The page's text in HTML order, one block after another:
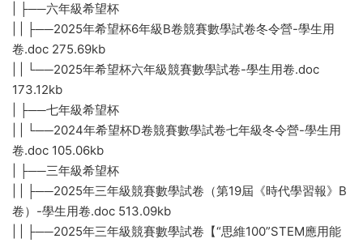
| ├──六年級希望杯
| | ├──2025年希望杯6年級B卷競賽數學試卷冬令營-學生用
卷.doc 275.69kb
| | └──2025年希望杯六年級競賽數學試卷-學生用卷.doc
173.12kb
| ├──七年級希望杯
| | └──2024年希望杯D卷競賽數學試卷七年級冬令營-學生用
卷.doc 105.06kb
| ├──三年級希望杯
| | ├──2025年三年級競賽數學試卷（第19屆《時代學習報》B
卷）-學生用卷.doc 513.09kb
| | ├──2025年三年級競賽數學試卷【“思維100”STEM應用能